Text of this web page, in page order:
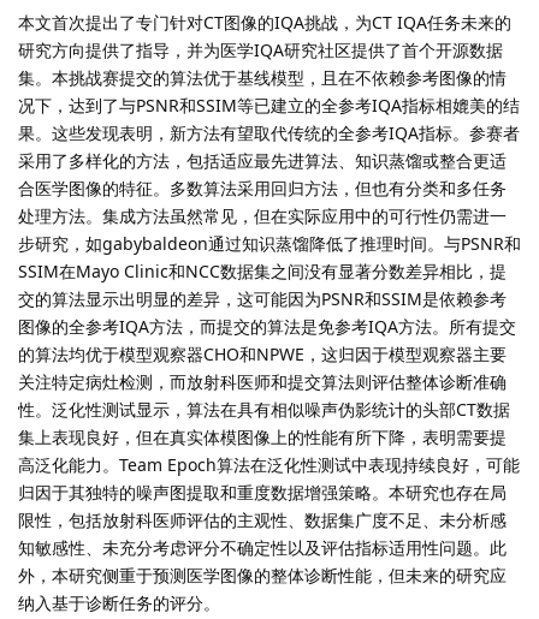
本文首次提出了专门针对CT图像的IQA挑战，为CT IQA任务未来的
研究方向提供了指导，并为医学IQA研究社区提供了首个开源数据
集。本挑战赛提交的算法优于基线模型，且在不依赖参考图像的情
况下，达到了与PSNR和SSIM等已建立的全参考IQA指标相媲美的结
果。这些发现表明，新方法有望取代传统的全参考IQA指标。参赛者
采用了多样化的方法，包括适应最先进算法、知识蒸馏或整合更适
合医学图像的特征。多数算法采用回归方法，但也有分类和多任务
处理方法。集成方法虽然常见，但在实际应用中的可行性仍需进一
步研究，如gabybaldeon通过知识蒸馏降低了推理时间。与PSNR和
SSIM在Mayo Clinic和NCC数据集之间没有显著分数差异相比，提
交的算法显示出明显的差异，这可能因为PSNR和SSIM是依赖参考
图像的全参考IQA方法，而提交的算法是免参考IQA方法。所有提交
的算法均优于模型观察器CHO和NPWE，这归因于模型观察器主要
关注特定病灶检测，而放射科医师和提交算法则评估整体诊断准确
性。泛化性测试显示，算法在具有相似噪声伪影统计的头部CT数据
集上表现良好，但在真实体模图像上的性能有所下降，表明需要提
高泛化能力。Team Epoch算法在泛化性测试中表现持续良好，可能
归因于其独特的噪声图提取和重度数据增强策略。本研究也存在局
限性，包括放射科医师评估的主观性、数据集广度不足、未分析感
知敏感性、未充分考虑评分不确定性以及评估指标适用性问题。此
外，本研究侧重于预测医学图像的整体诊断性能，但未来的研究应
纳入基于诊断任务的评分。